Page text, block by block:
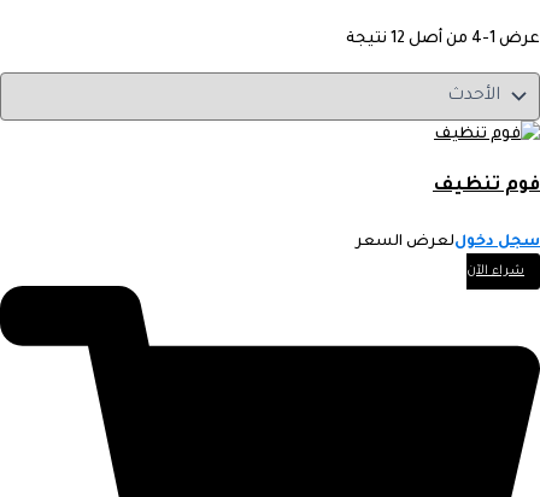
عرض 1-4 من أصل 12 نتيجة
فوم تنظيف
سجل دخوللعرض السعر
شراء الآن